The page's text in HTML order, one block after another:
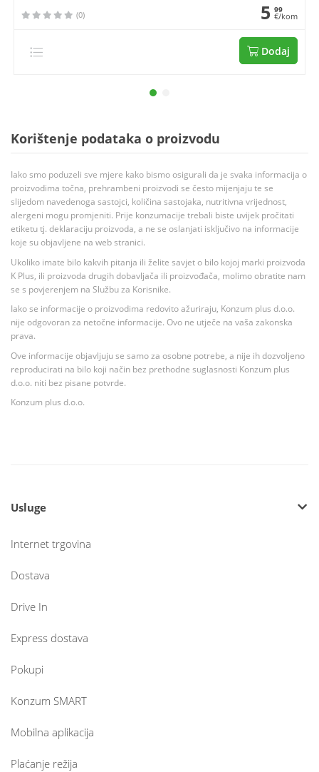
(0) 5 99
€/kom
Dodaj
Korištenje podataka o proizvodu
Iako smo poduzeli sve mjere kako bismo osigurali da je svaka informacija o
proizvodima točna, prehrambeni proizvodi se često mijenjaju te se
slijedom navedenoga sastojci, količina sastojaka, nutritivna vrijednost,
alergeni mogu promjeniti. Prije konzumacije trebali biste uvijek pročitati
etiketu tj. deklaraciju proizvoda, a ne se oslanjati isključivo na informacije
koje su objavljene na web stranici.
Ukoliko imate bilo kakvih pitanja ili želite savjet o bilo kojoj marki proizvoda
K Plus, ili proizvoda drugih dobavljača ili proizvođača, molimo obratite nam
se s povjerenjem na Službu za Korisnike.
Iako se informacije o proizvodima redovito ažuriraju, Konzum plus d.o.o.
nije odgovoran za netočne informacije. Ovo ne utječe na vaša zakonska
prava.
Ove informacije objavljuju se samo za osobne potrebe, a nije ih dozvoljeno
reproducirati na bilo koji način bez prethodne suglasnosti Konzum plus
d.o.o. niti bez pisane potvrde.
Konzum plus d.o.o.
Usluge
Internet trgovina
Dostava
Drive In
Express dostava
Pokupi
Konzum SMART
Mobilna aplikacija
Plaćanje režija